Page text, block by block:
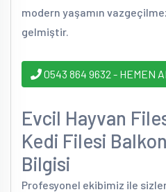
modern yaşamın
gelmiştir.
0543 864 9632 - HEMEN
Evcil Hayvan
Kedi Filesi
Bilgisi
Profesyonel ekibimiz ile